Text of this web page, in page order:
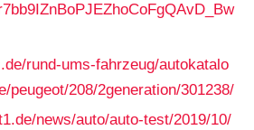
rund-ums-fahrzeug/autokatalo
peugeot/208/2generation/301238/
news/auto/auto-test/2019/10/